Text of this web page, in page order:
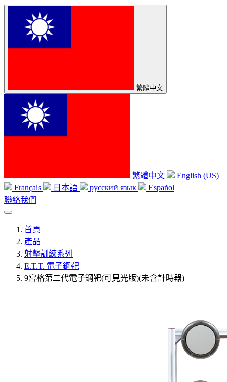
繁體中文
繁體中文
English (US)
Français
日本語 русский язык
Español
聯絡我們
首頁
產品
射擊訓練系列
E.T.T. 電子鋼靶
9宮格第二代電子鋼靶(可見光版)(未含計時器)